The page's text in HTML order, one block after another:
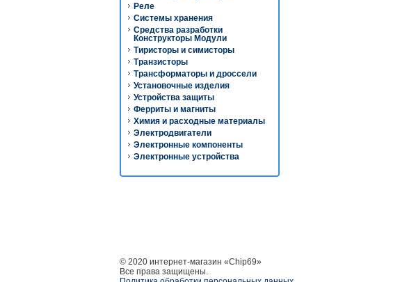
Реле
Системы хранения
Средства разработки
Конструкторы Модули
Тиристоры и симисторы
Транзисторы
Трансформаторы и дроссели
Установочные изделия
Устройства защиты
Ферриты и магниты
Химия и расходные материалы
Электродвигатели
Электронные компоненты
Электронные устройства
© 2020 интернет-магазин «Chip69»
Все права защищены.